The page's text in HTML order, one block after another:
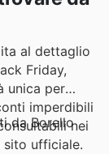
al dettaglio
Friday,
unica per
imperdibili
nei
sito ufficiale.
da Borello